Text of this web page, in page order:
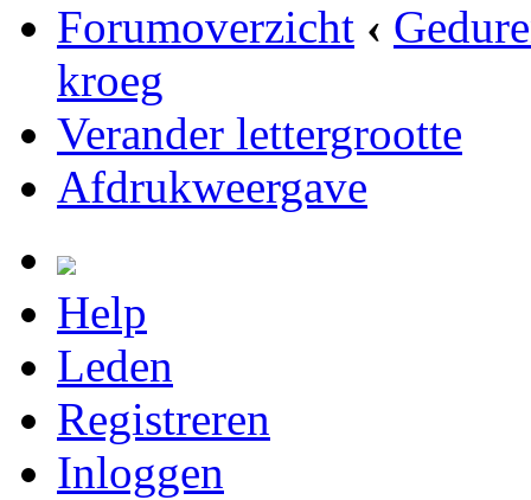
Forumoverzicht ‹
kroeg
Verander lettergrootte
Afdrukweergave
Help
Leden
Registreren
Inloggen